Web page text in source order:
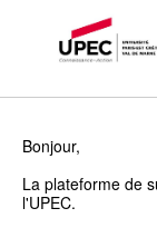
Bonjour,
La plateforme de
l'UPEC.